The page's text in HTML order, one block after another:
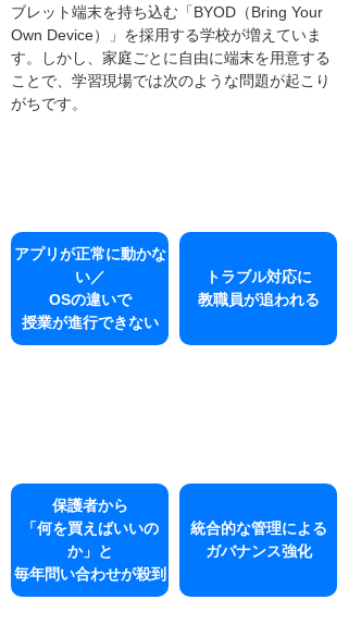
ブレット端末を持ち込む「BYOD（Bring Your
Own Device）」を採用する学校が増えていま
す。しかし、家庭ごとに自由に端末を用意する
ことで、学習現場では次のような問題が起こり
がちです。
アプリが正常に動かな
い／
OSの違いで
授業が進行できない
トラブル対応に
教職員が追われる
保護者から
「何を買えばいいの
か」と
毎年問い合わせが殺到
統合的な管理による
ガバナンス強化